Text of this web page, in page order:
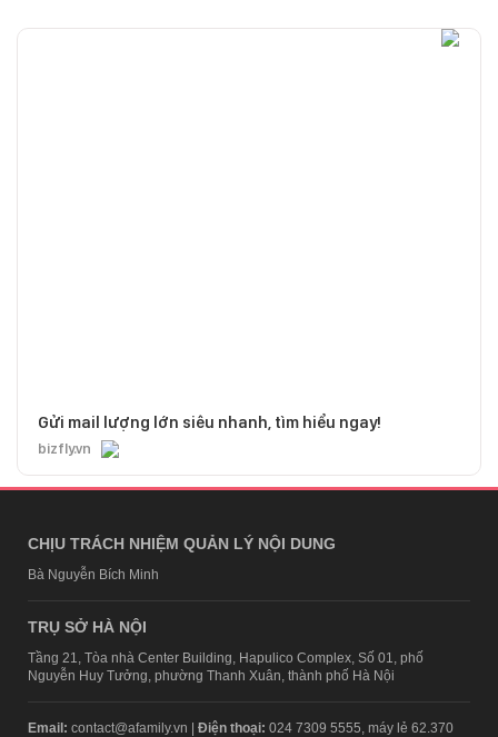
Gửi mail lượng lớn siêu nhanh, tìm hiểu ngay!
bizfly.vn
CHỊU TRÁCH NHIỆM QUẢN LÝ NỘI DUNG
Bà Nguyễn Bích Minh
TRỤ SỞ HÀ NỘI
Tầng 21, Tòa nhà Center Building, Hapulico Complex, Số 01, phố
Nguyễn Huy Tưởng, phường Thanh Xuân, thành phố Hà Nội
Email: contact@afamily.vn | Điện thoại: 024 7309 5555, máy lẻ 62.370